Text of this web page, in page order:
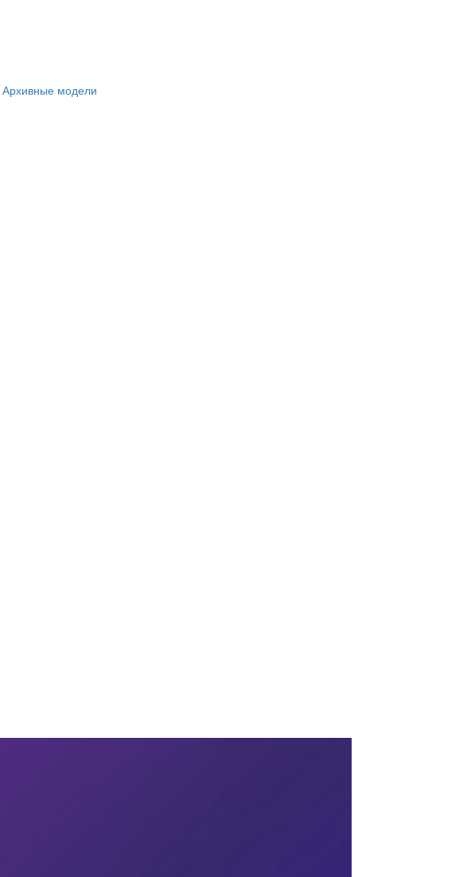
Архивные модели